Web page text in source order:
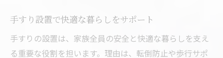
手すり設置で快適な暮らしをサポート
手すりの設置は、家族全員の安全と快適な暮らしを支え
る重要な役割を担います。理由は、転倒防止や歩行サポ